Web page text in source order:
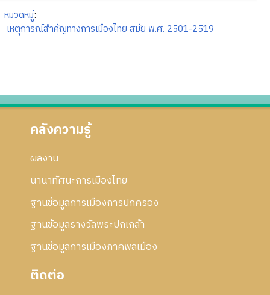
หมวดหมู่:
เหตุการณ์สำคัญทางการเมืองไทย สมัย พ.ศ. 2501-2519
คลังความรู้
ผลงาน
นานาทัศนะการเมืองไทย
ฐานข้อมูลการเมืองการปกครอง
ฐานข้อมูลรางวัลพระปกเกล้า
ฐานข้อมูลการเมืองภาคพลเมือง
ติดต่อ